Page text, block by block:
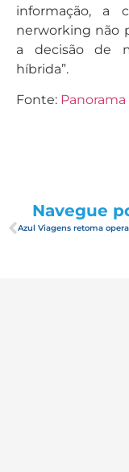
informação, a
nerworking não
a decisão de
híbrida”.
Fonte:
Navegue